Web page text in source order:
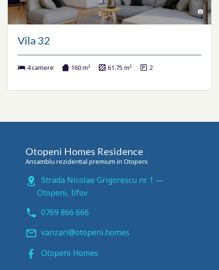
Vila 32
4 camere 160 m² 61.75 m² 2
Otopeni Homes Residence
Ansamblu rezidential premium in Otopeni
Strada Nicolae Grigorescu nr. 1 —
Otopeni, Ilfov
0769 866 666
vanzari@otopeni.homes
Otopeni Homes